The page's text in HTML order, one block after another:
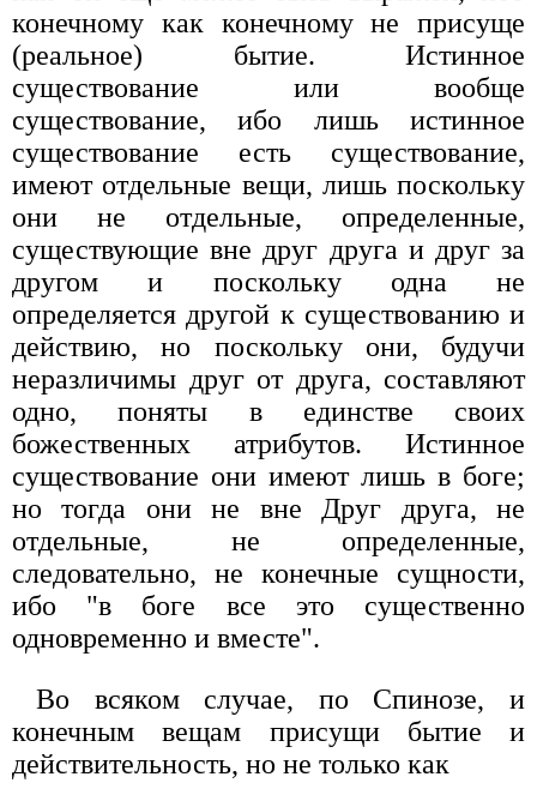
конечному как конечному не присуще
(реальное) бытие. Истинное
существование или вообще
существование, ибо лишь истинное
существование есть существование,
имеют отдельные вещи, лишь поскольку
они не отдельные, определенные,
существующие вне друг друга и друг за
другом и поскольку одна не
определяется другой к существованию и
действию, но поскольку они, будучи
неразличимы друг от друга, составляют
одно, поняты в единстве своих
божественных атрибутов. Истинное
существование они имеют лишь в боге;
но тогда они не вне Друг друга, не
отдельные, не определенные,
следовательно, не конечные сущности,
ибо "в боге все это существенно
одновременно и вместе".
Во всяком случае, по Спинозе, и
конечным вещам присущи бытие и
действительность, но не только как